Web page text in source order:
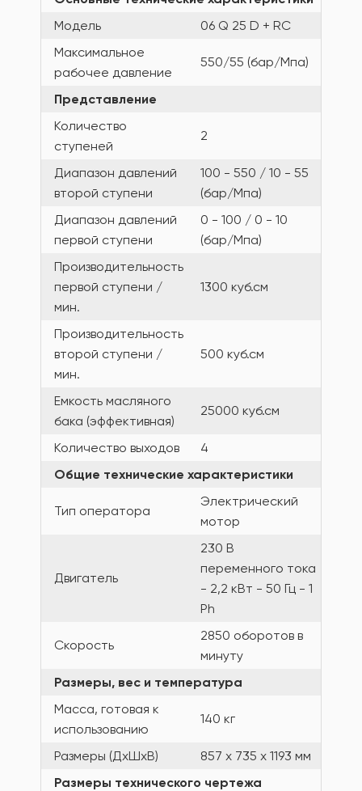
Модель
06 Q 25 D + RC
Максимальное
рабочее давление
550/55 (бар/Мпа)
Представление
Количество
ступеней
2
Диапазон давлений
второй ступени
100 - 550 / 10 - 55
(бар/Мпа)
Диапазон давлений
первой ступени
0 - 100 / 0 - 10
(бар/Мпа)
Производительность
первой ступени /
мин.
1300 куб.см
Производительность
второй ступени /
мин.
500 куб.см
Емкость масляного
бака (эффективная)
25000 куб.см
Количество выходов
4
Общие технические характеристики
Тип оператора
Электрический
мотор
Двигатель
230 В
переменного тока
- 2,2 кВт - 50 Гц - 1
Ph
Скорость
2850 оборотов в
минуту
Размеры, вес и температура
Масса, готовая к
использованию
140 кг
Размеры (ДхШхВ)
857 x 735 x 1193 мм
Размеры технического чертежа